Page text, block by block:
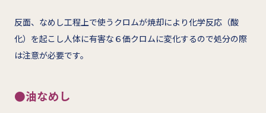
反面、なめし工程上で使うクロムが焼却により化学反応（酸
化）を起こし人体に有害な６価クロムに変化するので処分の際
は注意が必要です。
●油なめし